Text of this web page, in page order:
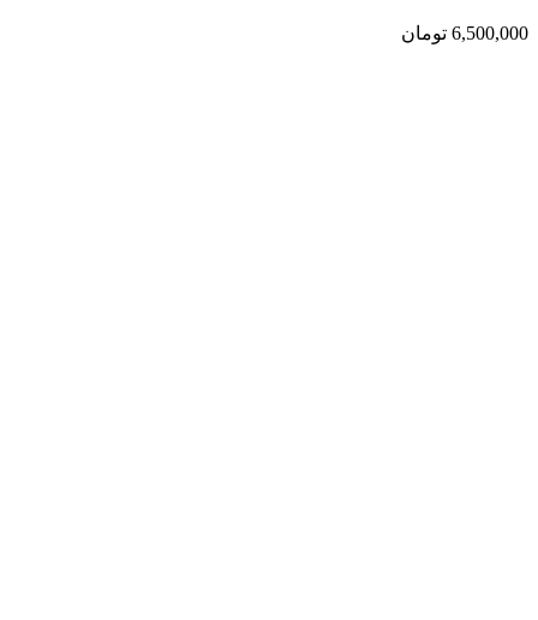
6,500,000 تومان